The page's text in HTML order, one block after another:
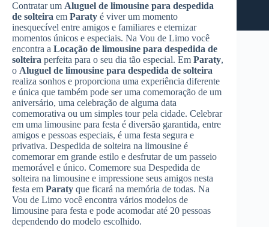
Contratar um Aluguel de limousine para despedida
de solteira em Paraty é viver um momento
inesquecível entre amigos e familiares e eternizar
momentos únicos e especiais. Na Vou de Limo você
encontra a Locação de limousine para despedida de
solteira perfeita para o seu dia tão especial. Em Paraty,
o Aluguel de limousine para despedida de solteira
realiza sonhos e proporciona uma experiência diferente
e única que também pode ser uma comemoração de um
aniversário, uma celebração de alguma data
comemorativa ou um simples tour pela cidade. Celebrar
em uma limousine para festa é diversão garantida, entre
amigos e pessoas especiais, é uma festa segura e
privativa. Despedida de solteira na limousine é
comemorar em grande estilo e desfrutar de um passeio
memorável e único. Comemore sua Despedida de
solteira na limousine e impressione seus amigos nesta
festa em Paraty que ficará na memória de todas. Na
Vou de Limo você encontra vários modelos de
limousine para festa e pode acomodar até 20 pessoas
dependendo do modelo escolhido.